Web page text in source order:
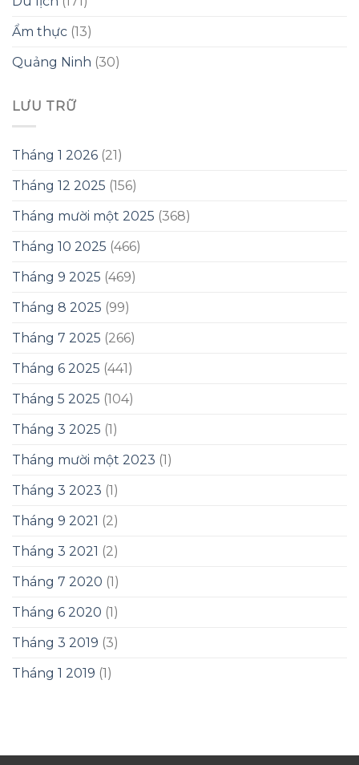
Ẩm thực (13)
Quảng Ninh (30)
LƯU TRỮ
Tháng 1 2026 (21)
Tháng 12 2025 (156)
Tháng mười một 2025 (368)
Tháng 10 2025 (466)
Tháng 9 2025 (469)
Tháng 8 2025 (99)
Tháng 7 2025 (266)
Tháng 6 2025 (441)
Tháng 5 2025 (104)
Tháng 3 2025 (1)
Tháng mười một 2023 (1)
Tháng 3 2023 (1)
Tháng 9 2021 (2)
Tháng 3 2021 (2)
Tháng 7 2020 (1)
Tháng 6 2020 (1)
Tháng 3 2019 (3)
Tháng 1 2019 (1)